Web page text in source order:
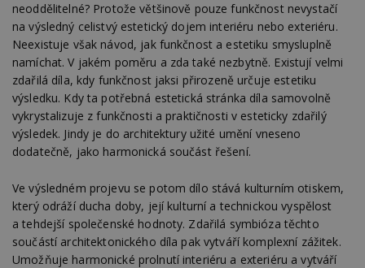
neoddělitelné? Protože většinově pouze funkčnost nevystačí
na výsledný celistvý estetický dojem interiéru nebo exteriéru.
Neexistuje však návod, jak funkčnost a estetiku smysluplně
namíchat. V jakém poměru a zda také nezbytně. Existují velmi
zdařilá díla, kdy funkčnost jaksi přirozeně určuje estetiku
výsledku. Kdy ta potřebná estetická stránka díla samovolně
vykrystalizuje z funkčnosti a praktičnosti v esteticky zdařilý
výsledek. Jindy je do architektury užité umění vneseno
dodatečně, jako harmonická součást řešení.
Ve výsledném projevu se potom dílo stává kulturním otiskem,
který odráží ducha doby, její kulturní a technickou vyspělost
a tehdejší společenské hodnoty. Zdařilá symbióza těchto
součástí architektonického díla pak vytváří komplexní zážitek.
Umožňuje harmonické prolnutí interiéru a exteriéru a vytváří